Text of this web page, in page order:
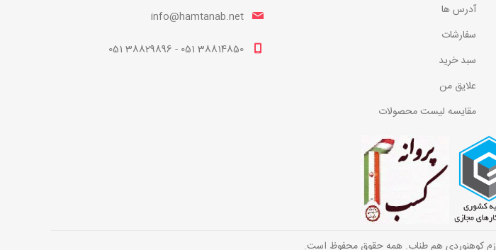
آدرس ها
سفارشات
سبد خرید
علایق من
مقایسه لیست محصولات
info@hamtanab.net
38814850 051 - 38829896 051